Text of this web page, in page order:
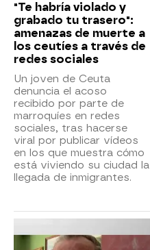
"Te habría violado y
grabado tu trasero":
amenazas de muerte a
los ceutíes a través de
redes sociales
Un joven de Ceuta
denuncia el acoso
recibido por parte de
marroquíes en redes
sociales, tras hacerse
viral por publicar vídeos
en los que muestra cómo
está viviendo su ciudad la
llegada de inmigrantes.